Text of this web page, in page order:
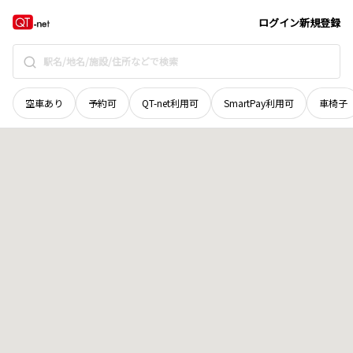
ログイン新規登録
空車あり 予約可 QT-net利用可 SmartPay利用可 車椅子
北海道